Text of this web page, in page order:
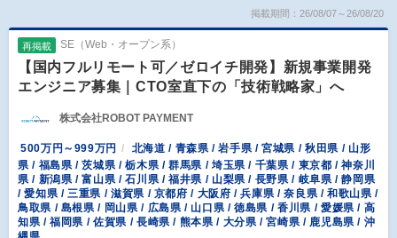
掲載期間：26/08/07～26/08/20
再掲載 SE（Web・オープン系）
【国内フルリモート可／ゼロイチ開発】新規事業開発
エンジニア募集｜CTO室直下の「技術戦略家」へ
株式会社ROBOT PAYMENT
500万円～999万円
北海道 / 青森県 / 岩手県 / 宮城県 / 秋田県 / 山形
県 / 福島県 / 茨城県 / 栃木県 / 群馬県 / 埼玉県 / 千葉県 / 東京都 / 神奈川
県 / 新潟県 / 富山県 / 石川県 / 福井県 / 山梨県 / 長野県 / 岐阜県 / 静岡県
/ 愛知県 / 三重県 / 滋賀県 / 京都府 / 大阪府 / 兵庫県 / 奈良県 / 和歌山県 /
鳥取県 / 島根県 / 岡山県 / 広島県 / 山口県 / 徳島県 / 香川県 / 愛媛県 / 高
知県 / 福岡県 / 佐賀県 / 長崎県 / 熊本県 / 大分県 / 宮崎県 / 鹿児島県 / 沖